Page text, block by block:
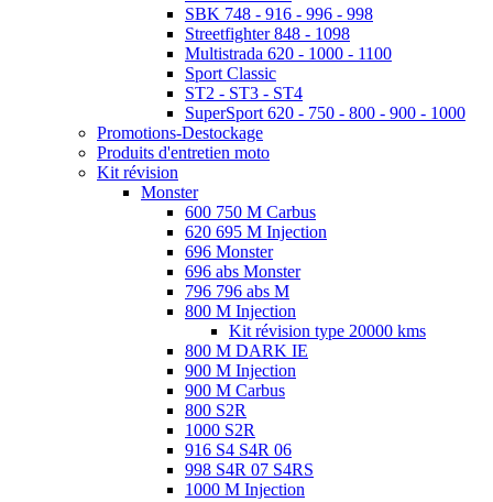
SBK 748 - 916 - 996 - 998
Streetfighter 848 - 1098
Multistrada 620 - 1000 - 1100
Sport Classic
ST2 - ST3 - ST4
SuperSport 620 - 750 - 800 - 900 - 1000
Promotions-Destockage
Produits d'entretien moto
Kit révision
Monster
600 750 M Carbus
620 695 M Injection
696 Monster
696 abs Monster
796 796 abs M
800 M Injection
Kit révision type 20000 kms
800 M DARK IE
900 M Injection
900 M Carbus
800 S2R
1000 S2R
916 S4 S4R 06
998 S4R 07 S4RS
1000 M Injection